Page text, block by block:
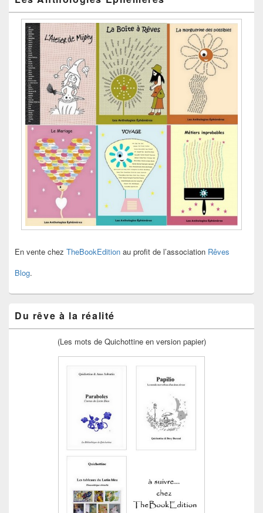
En vente chez TheBookEdition au profit de l’association Rêves
Blog.
Du rêve à la réalité
(Les mots de Quichottine en version papier)